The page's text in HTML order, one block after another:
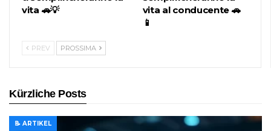
vita 🚗💡
vita al conducente 🚗
📱
PREV PROSSIMA
Kürzliche Posts
📝 ARTIKEL